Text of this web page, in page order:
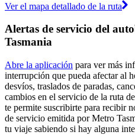
Ver el mapa detallado de la ruta
Alertas de servicio del
Tasmania
Abre la aplicación para ver más
interrupción que pueda afectar al
desvíos, traslados de paradas,
cambios en el servicio de la ruta
te permite suscribirte para recibir
de servicio emitida por Metro
tu viaje sabiendo si hay alguna